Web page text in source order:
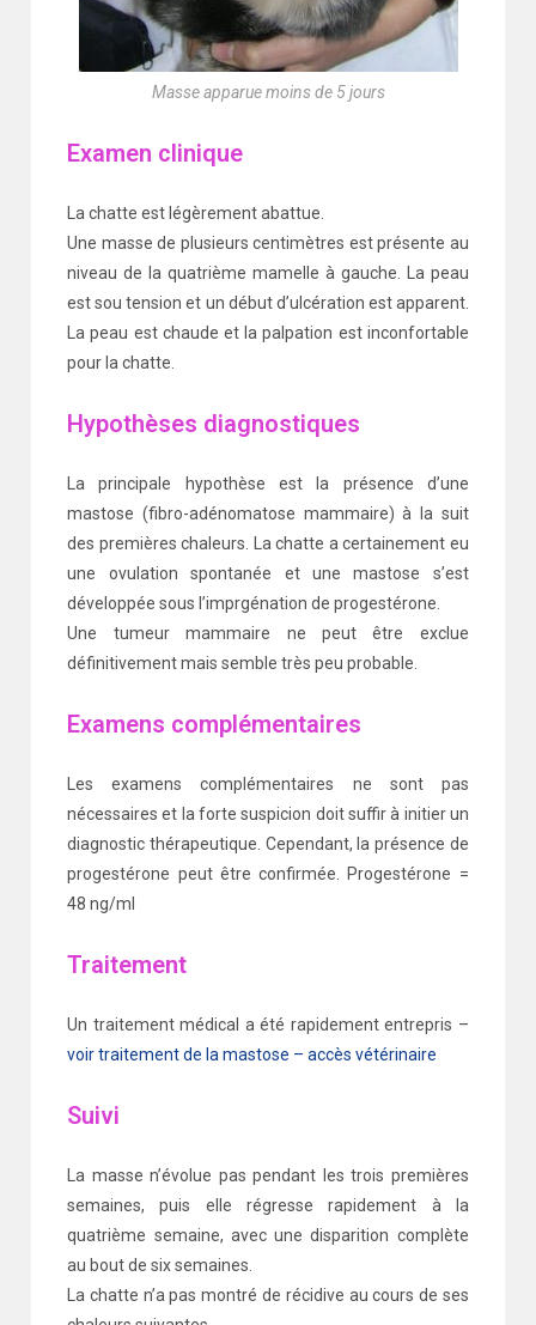
Masse apparue moins de 5 jours
Examen clinique
La chatte est légèrement abattue.
Une masse de plusieurs centimètres est présente au
niveau de la quatrième mamelle à gauche. La peau
est sou tension et un début d’ulcération est apparent.
La peau est chaude et la palpation est inconfortable
pour la chatte.
Hypothèses diagnostiques
La principale hypothèse est la présence d’une
mastose (fibro-adénomatose mammaire) à la suit
des premières chaleurs. La chatte a certainement eu
une ovulation spontanée et une mastose s’est
développée sous l’imprgénation de progestérone.
Une tumeur mammaire ne peut être exclue
définitivement mais semble très peu probable.
Examens complémentaires
Les examens complémentaires ne sont pas
nécessaires et la forte suspicion doit suffir à initier un
diagnostic thérapeutique. Cependant, la présence de
progestérone peut être confirmée. Progestérone =
48 ng/ml
Traitement
Un traitement médical a été rapidement entrepris –
voir traitement de la mastose – accès vétérinaire
Suivi
La masse n’évolue pas pendant les trois premières
semaines, puis elle régresse rapidement à la
quatrième semaine, avec une disparition complète
au bout de six semaines.
La chatte n’a pas montré de récidive au cours de ses